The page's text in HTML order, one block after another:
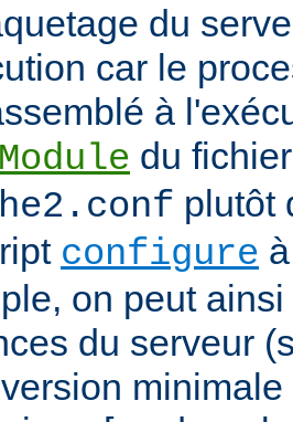
du
car le
à
du
plutôt
configure
on peut
du serveur